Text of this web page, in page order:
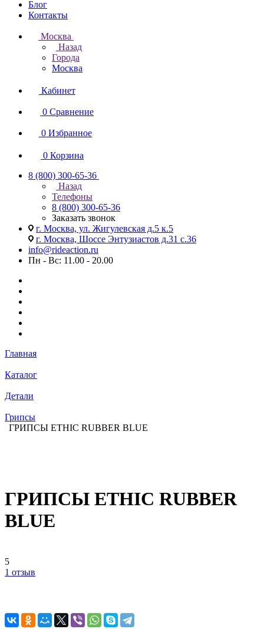
Блог
Контакты
Москва
Назад
Города
Москва
Кабинет
0 Сравнение
0 Избранное
0 Корзина
8 (800) 300-65-36
Назад
Телефоны
8 (800) 300-65-36
Заказать звонок
г. Москва, ул. Жигулевская д.5 к.5
г. Москва, Шоссе Энтузиастов д.31 с.36
info@rideaction.ru
Пн - Вс: 11.00 - 20.00
Главная
Каталог
Детали
Грипсы
ГРИПСЫ ETHIC RUBBER BLUE
ГРИПСЫ ETHIC RUBBER
BLUE
5
1 отзыв